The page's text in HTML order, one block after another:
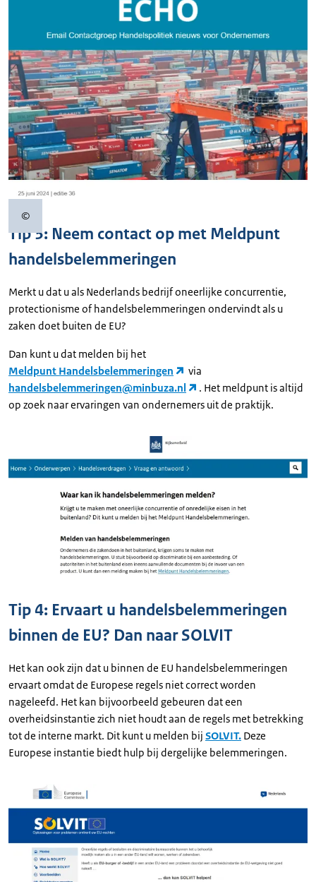
©Copyrightinformatie
Tip 3: Neem contact op met Meldpunt
handelsbelemmeringen
Merkt u dat u als Nederlands bedrijf oneerlijke concurrentie,
protectionisme of handelsbelemmeringen ondervindt als u
zaken doet buiten de EU?
Dan kunt u dat melden bij het
Meldpunt Handelsbelemmeringen
via
handelsbelemmeringen@minbuza.nl
. Het meldpunt is altijd
op zoek naar ervaringen van ondernemers uit de praktijk.
Tip 4: Ervaart u handelsbelemmeringen
binnen de EU? Dan naar SOLVIT
Het kan ook zijn dat u binnen de EU handelsbelemmeringen
ervaart omdat de Europese regels niet correct worden
nageleefd. Het kan bijvoorbeeld gebeuren dat een
overheidsinstantie zich niet houdt aan de regels met betrekking
tot de interne markt. Dit kunt u melden bij SOLVIT. Deze
Europese instantie biedt hulp bij dergelijke belemmeringen.